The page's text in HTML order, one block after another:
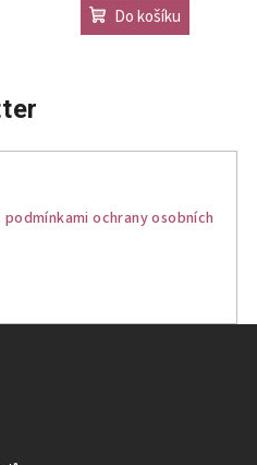
Do košíku
podmínkami ochrany osobních